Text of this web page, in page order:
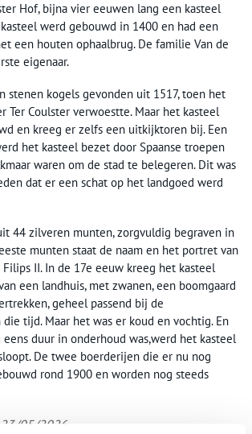
Hof, bijna vier eeuwen lang een kasteel
werd gebouwd in 1400 en had een
een houten ophaalbrug. De familie Van de
eigenaar.
stenen kogels gevonden uit 1517, toen het
Ter Coulster verwoestte. Maar het kasteel
en kreeg er zelfs een uitkijktoren bij. Een
het kasteel bezet door Spaanse troepen
waren om de stad te belegeren. Dit was
dat er een schat op het landgoed werd
44 zilveren munten, zorgvuldig begraven in
munten staat de naam en het portret van
Filips II. In de 17e eeuw kreeg het kasteel
een landhuis, met zwanen, een boomgaard
geheel passend bij de
tijd. Maar het was er koud en vochtig. En
duur in onderhoud was,werd het kasteel
De twee boerderijen die er nu nog
rond 1900 en worden nog steeds
23/05/2026